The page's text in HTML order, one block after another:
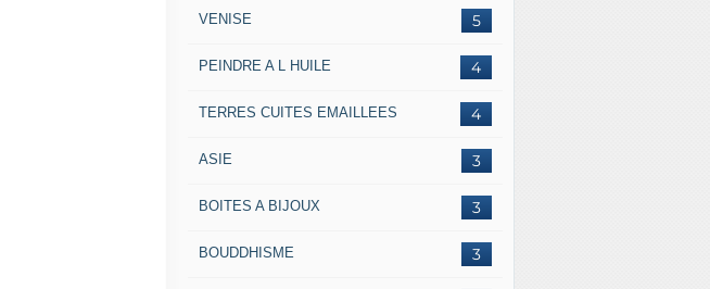
5
VENISE
4
PEINDRE A L HUILE
4
TERRES CUITES EMAILLEES
3
ASIE
3
BOITES A BIJOUX
3
BOUDDHISME